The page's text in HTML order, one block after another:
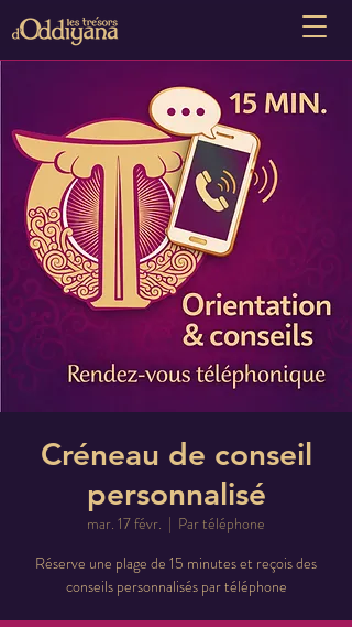
Créneau de conseil
personnalisé
mar. 17 févr.
  |
Par téléphone
Réserve une plage de 15 minutes et reçois des
conseils personnalisés par téléphone